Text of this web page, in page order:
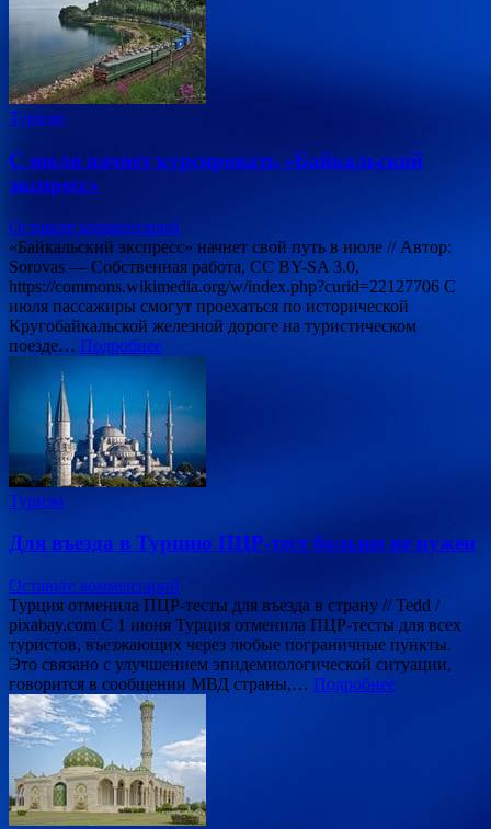
Туризм
С июля начнет курсировать «Байкальский
экспресс»
Оставьте комментарий
«Байкальский экспресс» начнет свой путь в июле // Автор:
Sorovas — Собственная работа, CC BY-SA 3.0,
https://commons.wikimedia.org/w/index.php?curid=22127706 С
июля пассажиры смогут проехаться по исторической
Кругобайкальской железной дороге на туристическом
поезде… Подробнее
Туризм
Для въезда в Турцию ПЦР-тест больше не нужен
Оставьте комментарий
Турция отменила ПЦР-тесты для въезда в страну // Tedd /
pixabay.com С 1 июня Турция отменила ПЦР-тесты для всех
туристов, въезжающих через любые пограничные пункты.
Это связано с улучшением эпидемиологической ситуации,
говорится в сообщении МВД страны,… Подробнее